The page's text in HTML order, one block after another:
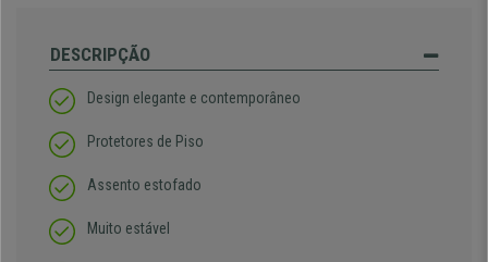
DESCRIPÇÃO
Design elegante e contemporâneo
Protetores de Piso
Assento estofado
Muito estável